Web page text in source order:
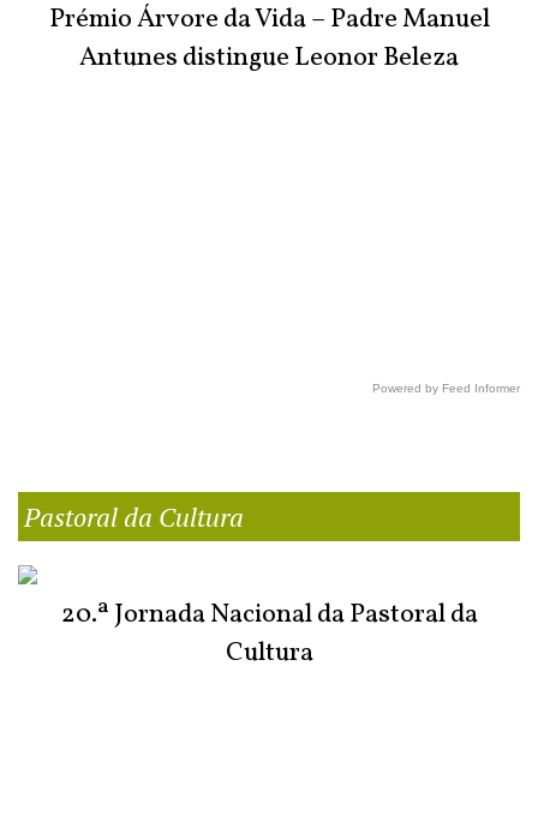
Prémio Árvore da Vida – Padre Manuel
Antunes distingue Leonor Beleza
Powered by Feed Informer
Pastoral da Cultura
20.ª Jornada Nacional da Pastoral da
Cultura